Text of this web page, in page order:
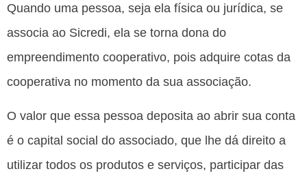
Quando uma pessoa, seja ela física ou jurídica, se
associa ao Sicredi, ela se torna dona do
empreendimento cooperativo, pois adquire cotas da
cooperativa no momento da sua associação.
O valor que essa pessoa deposita ao abrir sua conta
é o capital social do associado, que lhe dá direito a
utilizar todos os produtos e serviços, participar das